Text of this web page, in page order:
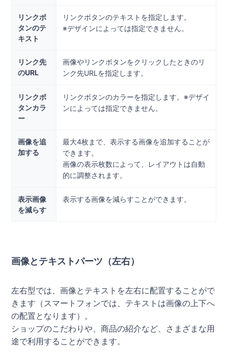
リンクボ
タンのテ
キスト
リンクボタンのテキストを指定します。
※デザインによっては指定できません。
リンク先
のURL
画像やリンクボタンをクリックしたときのリ
ンク先URLを指定します。
リンクボ
タンカラ
ー
リンクボタンのカラーを指定します。※デザイ
ンによっては指定できません。
画像を追
加する
最大4枚まで、表示する画像を追加することが
できます。
画像の表示枚数によって、レイアウトは自動
的に調整されます。
表示画像
を減らす
表示する画像を減らすことができます。
画像とテキストパーツ（左右）
左右型では、画像とテキストを左右に配置することがで
きます（スマートフォンでは、テキストは画像の上下へ
の配置となります）。
ショップのこだわりや、商品の紹介など、さまざまな用
途で利用することができます。